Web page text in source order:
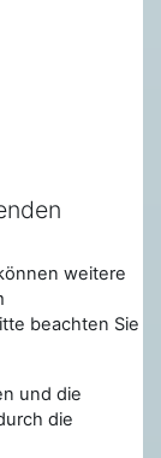
weitere
beachten Sie
und die
die